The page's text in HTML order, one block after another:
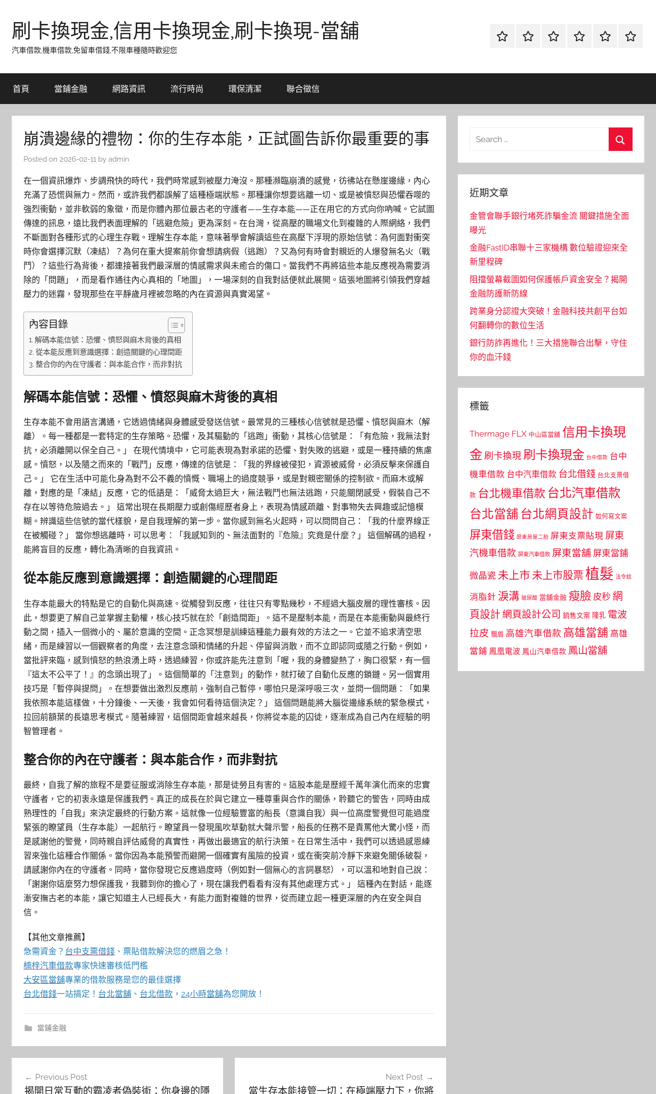
content刷卡換現金,信用卡換現金,刷卡換現-當舖
汽車借款,機車借款,免留車借錢,不限車種隨時歡迎您
首
當
網
流
環
聯
首頁 當鋪金融 網路資訊 流行時尚 環保清潔 聯合徵信
崩潰邊緣的禮物：你的生存本能，正試圖告訴你最重要的事
Posted on 2026-02-11 by admin
在一個資訊爆炸、步調飛快的時代，我們時常感到被壓力淹沒。那種瀕臨崩潰的感覺，彷彿站在懸崖邊緣，內心
充滿了恐慌與無力。然而，或許我們都誤解了這種極端狀態。那種讓你想要逃離一切、或是被憤怒與恐懼吞噬的
強烈衝動，並非軟弱的象徵，而是你體內那位最古老的守護者——生存本能——正在用它的方式向你吶喊。它試圖
傳達的訊息，遠比我們表面理解的「逃避危險」更為深刻。在台灣，從高壓的職場文化到複雜的人際網絡，我們
不斷面對各種形式的心理生存戰。理解生存本能，意味著學會解讀這些在高壓下浮現的原始信號：為何面對衝突
時你會選擇沉默（凍結）？為何在重大提案前你會想請病假（逃跑）？又為何有時會對親近的人爆發無名火（戰
鬥）？這些行為背後，都連接著我們最深層的情感需求與未癒合的傷口。當我們不再將這些本能反應視為需要消
除的「問題」，而是看作通往內心真相的「地圖」，一場深刻的自我對話便就此展開。這張地圖將引領我們穿越
壓力的迷霧，發現那些在平靜歲月裡被忽略的內在資源與真實渴望。
內容目錄
解碼本能信號：恐懼、憤怒與麻木背後的真相
從本能反應到意識選擇：創造關鍵的心理間距
整合你的內在守護者：與本能合作，而非對抗
解碼本能信號：恐懼、憤怒與麻木背後的真相
生存本能不會用語言溝通，它透過情緒與身體感受發送信號。最常見的三種核心信號就是恐懼、憤怒與麻木（解
離）。每一種都是一套特定的生存策略。恐懼，及其驅動的「逃跑」衝動，其核心信號是：「有危險，我無法對
抗，必須離開以保全自己。」 在現代情境中，它可能表現為對承諾的恐懼、對失敗的逃避，或是一種持續的焦慮
感。憤怒，以及隨之而來的「戰鬥」反應，傳達的信號是：「我的界線被侵犯，資源被威脅，必須反擊來保護自
己。」 它在生活中可能化身為對不公不義的憤慨、職場上的過度競爭，或是對親密關係的控制欲。而麻木或解
離，對應的是「凍結」反應，它的低語是：「威脅太過巨大，無法戰鬥也無法逃跑，只能關閉感受，假裝自己不
存在以等待危險過去。」 這常出現在長期壓力或創傷經歷者身上，表現為情感疏離、對事物失去興趣或記憶模
糊。辨識這些信號的當代樣貌，是自我理解的第一步。當你感到無名火起時，可以問問自己：「我的什麼界線正
在被觸碰？」 當你想逃離時，可以思考：「我感知到的、無法面對的『危險』究竟是什麼？」 這個解碼的過程，
能將盲目的反應，轉化為清晰的自我資訊。
從本能反應到意識選擇：創造關鍵的心理間距
生存本能最大的特點是它的自動化與高速。從觸發到反應，往往只有零點幾秒，不經過大腦皮層的理性審核。因
此，想要更了解自己並掌握主動權，核心技巧就在於「創造間距」。這不是壓制本能，而是在本能衝動與最終行
動之間，插入一個微小的、屬於意識的空間。正念冥想是訓練這種能力最有效的方法之一。它並不追求清空思
緒，而是練習以一個觀察者的角度，去注意念頭和情緒的升起、停留與消散，而不立即認同或隨之行動。例如，
當批評來臨，感到憤怒的熱浪湧上時，透過練習，你或許能先注意到「喔，我的身體變熱了，胸口很緊，有一個
『這太不公平了！』的念頭出現了」。這個簡單的「注意到」的動作，就打破了自動化反應的鎖鏈。另一個實用
技巧是「暫停與提問」。在想要做出激烈反應前，強制自己暫停，哪怕只是深呼吸三次，並問一個問題：「如果
我依照本能這樣做，十分鐘後、一天後，我會如何看待這個決定？」 這個問題能將大腦從邊緣系統的緊急模式，
拉回前額葉的長遠思考模式。隨著練習，這個間距會越來越長，你將從本能的囚徒，逐漸成為自己內在經驗的明
智管理者。
整合你的內在守護者：與本能合作，而非對抗
最終，自我了解的旅程不是要征服或消除生存本能，那是徒勞且有害的。這股本能是歷經千萬年演化而來的忠實
守護者，它的初衷永遠是保護我們。真正的成長在於與它建立一種尊重與合作的關係，聆聽它的警告，同時由成
熟理性的「自我」來決定最終的行動方案。這就像一位經驗豐富的船長（意識自我）與一位高度警覺但可能過度
緊張的瞭望員（生存本能）一起航行。瞭望員一發現風吹草動就大聲示警，船長的任務不是責罵他大驚小怪，而
是感謝他的警覺，同時親自評估威脅的真實性，再做出最適宜的航行決策。在日常生活中，我們可以透過感恩練
習來強化這種合作關係。當你因為本能預警而避開一個確實有風險的投資，或在衝突前冷靜下來避免關係破裂，
請感謝你內在的守護者。同時，當你發現它反應過度時（例如對一個無心的言詞暴怒），可以溫和地對自己說：
「謝謝你這麼努力想保護我，我聽到你的擔心了，現在讓我們看看有沒有其他處理方式。」 這種內在對話，能逐
漸安撫古老的本能，讓它知道主人已經長大，有能力面對複雜的世界，從而建立起一種更深層的內在安全與自
信。
【其他文章推薦】
急需資金？ 台中支票借錢 、票貼借款解決您的燃眉之急！
楠梓汽車借款專家快速審核低門檻
大安區當舖專業的借款服務是您的最佳選擇
台北借錢一站搞定！ 台北當舖 、 台北借款 ， 24小時當舖為您開放！
當鋪金融
Previous Post
揭開日常互動的霸凌者偽裝術：你身邊的隱
Next Post
當生存本能接管一切：在極端壓力下，你將
Search
近期文章
金管會聯手銀行堵死詐騙金流 關鍵措施全面
曝光
金融FastID串聯十三家機構 數位驗證迎來全
新里程碑
阻擋螢幕截圖如何保護帳戶資金安全？揭開
金融防護新防線
跨業身分認證大突破！金融科技共創平台如
何翻轉你的數位生活
銀行防詐再進化！三大措施聯合出擊，守住
你的血汗錢
標籤
Thermage FLX 中山區當舖 信用卡換現
金 刷卡換現 刷卡換現金 台中借款 台中
機車借款 台中汽車借款 台北借錢 台北支票借
款 台北機車借款 台北汽車借款
台北當舖 台北網頁設計 如何寫文案
屏東借錢 屏東房屋二胎 屏東支票貼現 屏東
汽機車借款 屏東汽車借款 屏東當舖 屏東當鋪
微晶瓷 未上市 未上市股票植髮 法令紋
消脂針 淚溝 玻尿酸 當舖金融 瘦臉 皮秒 網
頁設計 網頁設計公司 銷售文案 隆乳 電波
拉皮 飄眉 高雄汽車借款 高雄當舖 高雄
當鋪 鳳凰電波 鳳山汽車借款 鳳山當舖